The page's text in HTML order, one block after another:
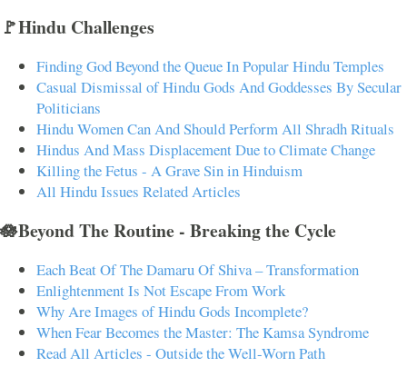
🚩Hindu Challenges
Finding God Beyond the Queue In Popular Hindu Temples
Casual Dismissal of Hindu Gods And Goddesses By Secular
Politicians
Hindu Women Can And Should Perform All Shradh Rituals
Hindus And Mass Displacement Due to Climate Change
Killing the Fetus - A Grave Sin in Hinduism
All Hindu Issues Related Articles
🪷Beyond The Routine - Breaking the Cycle
Each Beat Of The Damaru Of Shiva – Transformation
Enlightenment Is Not Escape From Work
Why Are Images of Hindu Gods Incomplete?
When Fear Becomes the Master: The Kamsa Syndrome
Read All Articles - Outside the Well-Worn Path